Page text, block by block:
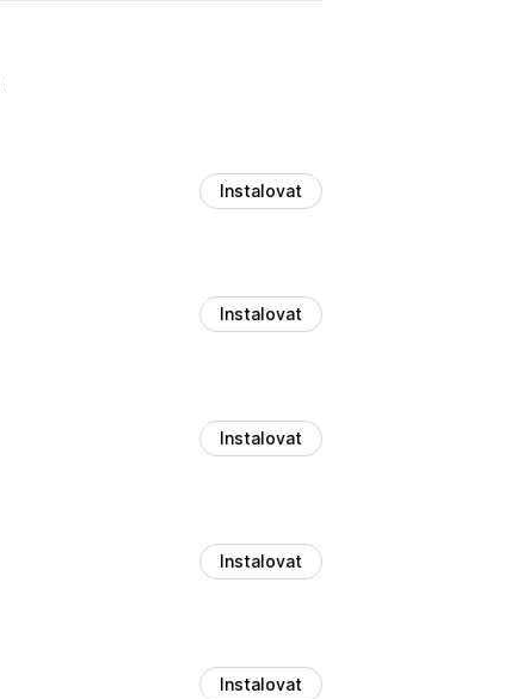
Instalovat
Instalovat
Instalovat
Instalovat
Instalovat